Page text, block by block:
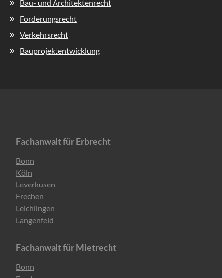
Bau- und Architektenrecht
Forderungsrecht
Verkehrsrecht
Bauprojektentwicklung
Fachanwalt für Erbrecht
Navigation
überspringen
Bonn
Köln
Leverkusen
Frechen
Leichlingen
Langenfeld
Fachanwalt für Mietrecht
Navigation
Bonn